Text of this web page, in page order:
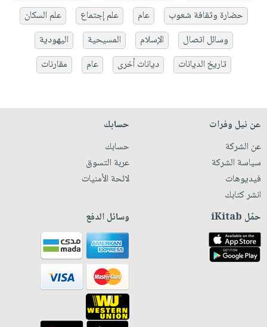
حضارة وثقافة شعوب
عام علم إجتماع
علم السكان
وسائل اتصال
الإسلام المسيحية
اليهودية
تاريخ الديانات
ديانات أخرى عام مقارنات
عن نيل وفرات
عن الشركة
سياسة الشركة
فيديوهات
انشر كتابك
حسابك
حسابك
عربة التسوق
لائحة الأمنيات
حمّل iKitab وسائل الدفع